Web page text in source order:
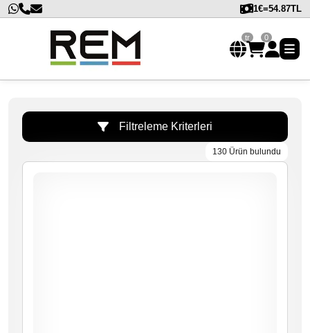
1€=54.87TL
tr 0
Filtreleme Kriterleri
130 Ürün bulundu